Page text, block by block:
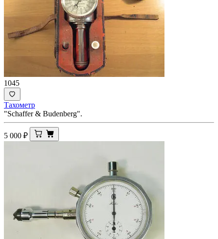
1045
Тахометр
"Schaffer & Budenberg".
5 000 ₽